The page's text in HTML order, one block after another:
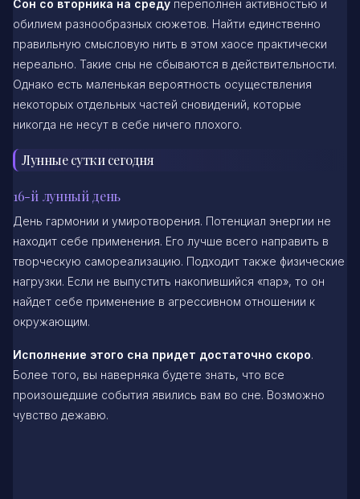
Сон со вторника на среду переполнен активностью и
обилием разнообразных сюжетов. Найти единственно
правильную смысловую нить в этом хаосе практически
нереально. Такие сны не сбываются в действительности.
Однако есть маленькая вероятность осуществления
некоторых отдельных частей сновидений, которые
никогда не несут в себе ничего плохого.
Лунные сутки сегодня
16-й лунный день
День гармонии и умиротворения. Потенциал энергии не
находит себе применения. Его лучше всего направить в
творческую самореализацию. Подходит также физические
нагрузки. Если не выпустить накопившийся «пар», то он
найдет себе применение в агрессивном отношении к
окружающим.
Исполнение этого сна придет достаточно скоро.
Более того, вы наверняка будете знать, что все
произошедшие события явились вам во сне. Возможно
чувство дежавю.